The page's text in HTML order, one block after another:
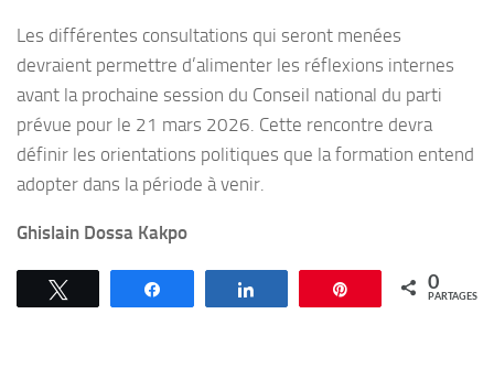
Les différentes consultations qui seront menées
devraient permettre d’alimenter les réflexions internes
avant la prochaine session du Conseil national du parti
prévue pour le 21 mars 2026. Cette rencontre devra
définir les orientations politiques que la formation entend
adopter dans la période à venir.
Ghislain Dossa Kakpo
Épingle 0
PARTAGES